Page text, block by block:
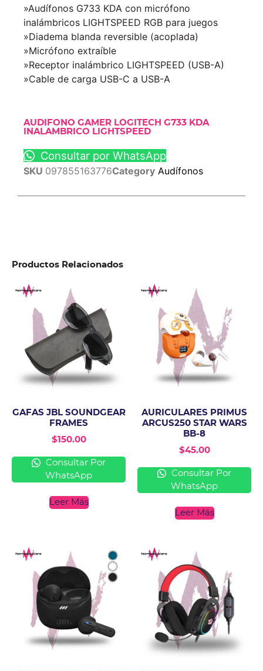
»Audífonos G733 KDA con micrófono
inalámbricos LIGHTSPEED RGB para juegos
»Diadema blanda reversible (acoplada)
»Micrófono extraíble
»Receptor inalámbrico LIGHTSPEED (USB-A)
»Cable de carga USB-C a USB-A
AUDIFONO GAMER LOGITECH G733 KDA
INALAMBRICO LIGHTSPEED
Consultar por WhatsApp
SKU 097855163776Category Audífonos
Productos Relacionados
GAFAS JBL SOUNDGEAR
FRAMES
$150.00
Consultar Por
WhatsApp
Leer Más
AURICULARES PRIMUS
ARCUS250 STAR WARS
BB-8
$45.00
Consultar Por
WhatsApp
Leer Más